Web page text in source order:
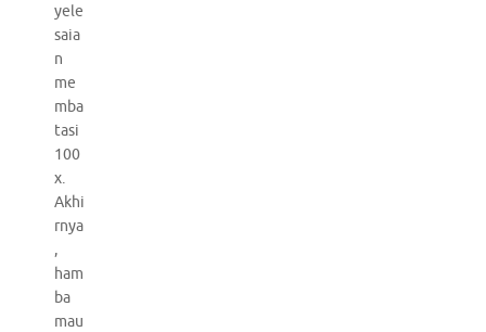
yele
saia
n
me
mba
tasi
100
x.
Akhi
rnya
,
ham
ba
mau